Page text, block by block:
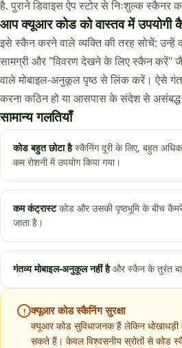
है. पुराने डिवाइस ऐप स्टोर से निःशुल्क स्कैनर
आप क्यूआर कोड को वास्तव में उपयोगी
इसे स्कैन करने वाले व्यक्ति की तरह सोचें: उन्हें
सामग्री और "विवरण देखने के लिए स्कैन करें"
वाले मोबाइल-अनुकूल पृष्ठ से लिंक करें। ऐसे
करना कठिन हो या आसपास के संदेश से असंबद्ध
सामान्य गलतियाँ
कोड बहुत छोटा है स्कैनिंग दूरी के लिए, बहुत
कम रोशनी में उपयोग किया गया।
कम कंट्रास्ट कोड और उसकी पृष्ठभूमि के बीच
जाता है।
गंतव्य मोबाइल-अनुकूल नहीं है और स्कैन के तुरंत
! क्यूआर कोड स्कैनिंग सुरक्षा
क्यूआर कोड सुविधाजनक हैं लेकिन धोखाधड़ी
सकते हैं। केवल विश्वसनीय स्रोतों से कोड